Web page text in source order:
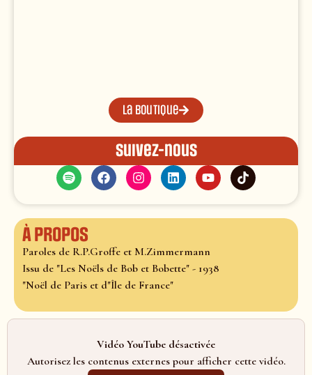
La boutique
Suivez-nous
À propos
Paroles de R.P.Groffe et M.Zimmermann
Issu de "Les Noëls de Bob et Bobette" - 1938
"Noël de Paris et d"Île de France"
Vidéo YouTube désactivée
Autorisez les contenus externes pour afficher cette vidéo.